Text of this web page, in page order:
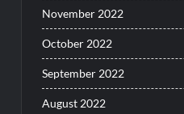
November 2022
October 2022
September 2022
August 2022